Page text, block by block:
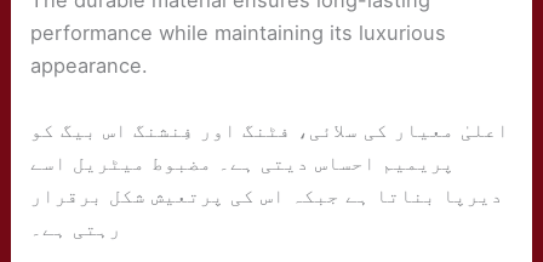
performance while maintaining its luxurious
appearance.
اعلیٰ معیار کی سلائی، فٹنگ اور فِنشنگ اس بیگ کو
پریمیم احساس دیتی ہے۔ مضبوط میٹریل اسے
دیرپا بناتا ہے جبکہ اس کی پرتعیش شکل برقرار
رہتی ہے۔